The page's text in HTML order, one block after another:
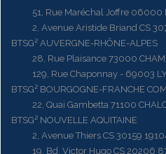
51, Rue Maréchal Joffre 06000
2, Avenue Aristide Briand CS
BTSG² AUVERGNE-RHÔNE-ALPES
28, Rue Plaisance 73000
129, Rue Chaponnay - 69003
BTSG² BOURGOGNE-FRANCHE
22, Quai Gambetta 71100
BTSG² NOUVELLE AQUITAINE
2, Avenue Thiers CS 30159
19, Bd. Victor Hugo CS 20206